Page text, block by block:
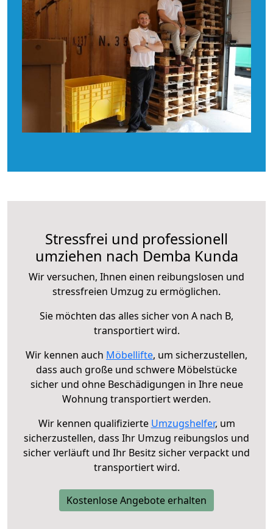
Stressfrei und professionell
umziehen nach Demba Kunda
Wir versuchen, Ihnen einen reibungslosen und
stressfreien Umzug zu ermöglichen.
Sie möchten das alles sicher von A nach B,
transportiert wird.
Wir kennen auch Möbellifte, um sicherzustellen,
dass auch große und schwere Möbelstücke
sicher und ohne Beschädigungen in Ihre neue
Wohnung transportiert werden.
Wir kennen qualifizierte Umzugshelfer, um
sicherzustellen, dass Ihr Umzug reibungslos und
sicher verläuft und Ihr Besitz sicher verpackt und
transportiert wird.
Kostenlose Angebote erhalten